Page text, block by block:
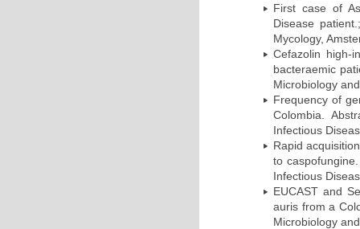
First case of
Disease
Mycology,
Cefazolin high-
bacteraemic
Microbiology
Frequency of
Colombia.
Infectious
Rapid
to
Infectious
EUCAST and
auris from a
Microbiology